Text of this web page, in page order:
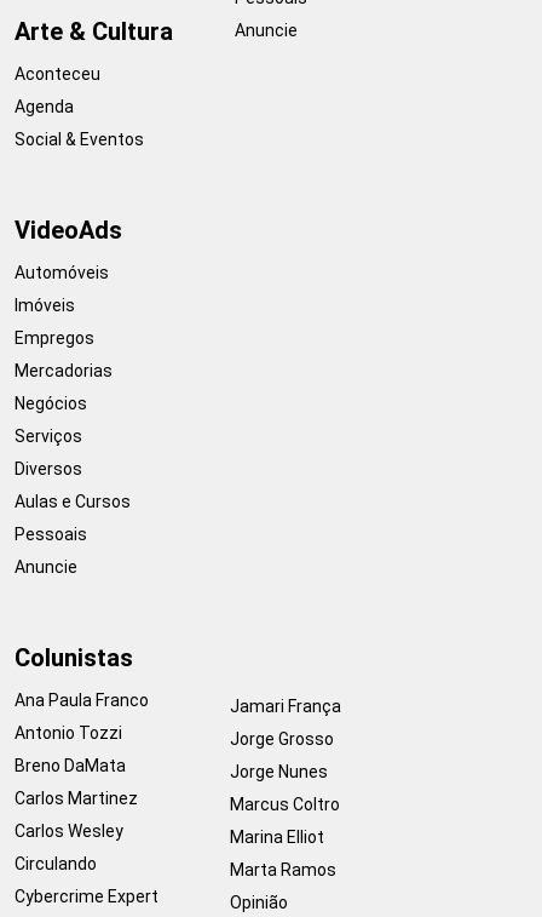
Arte & Cultura
Aconteceu
Agenda
Social & Eventos
Anuncie
VideoAds
Automóveis
Imóveis
Empregos
Mercadorias
Negócios
Serviços
Diversos
Aulas e Cursos
Pessoais
Anuncie
Colunistas
Ana Paula Franco
Antonio Tozzi
Breno DaMata
Carlos Martinez
Carlos Wesley
Circulando
Cybercrime Expert
Jamari França
Jorge Grosso
Jorge Nunes
Marcus Coltro
Marina Elliot
Marta Ramos
Opinião